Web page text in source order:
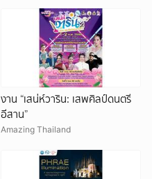
งาน “เสน่ห์วาริน: เสพศิลป์ดนตรี
อีสาน”
Amazing Thailand